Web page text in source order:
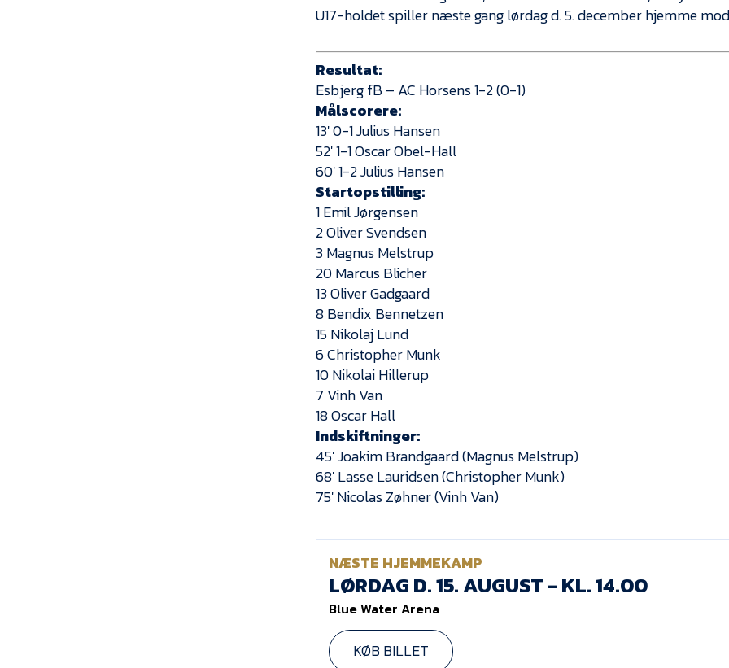
U17-holdet spiller næste gang lørdag d. 5. december hjemme
Resultat:
Esbjerg fB – AC Horsens 1-2 (0-1)
Målscorere:
13′ 0-1 Julius Hansen
52′ 1-1 Oscar Obel-Hall
60′ 1-2 Julius Hansen
Startopstilling:
1 Emil Jørgensen
2 Oliver Svendsen
3 Magnus Melstrup
20 Marcus Blicher
13 Oliver Gadgaard
8 Bendix Bennetzen
15 Nikolaj Lund
6 Christopher Munk
10 Nikolai Hillerup
7 Vinh Van
18 Oscar Hall
Indskiftninger:
45′ Joakim Brandgaard (Magnus Melstrup)
68′ Lasse Lauridsen (Christopher Munk)
75′ Nicolas Zøhner (Vinh Van)
NÆSTE HJEMMEKAMP
LØRDAG D. 15. AUGUST - KL. 14.00
Blue Water Arena
KØB BILLET